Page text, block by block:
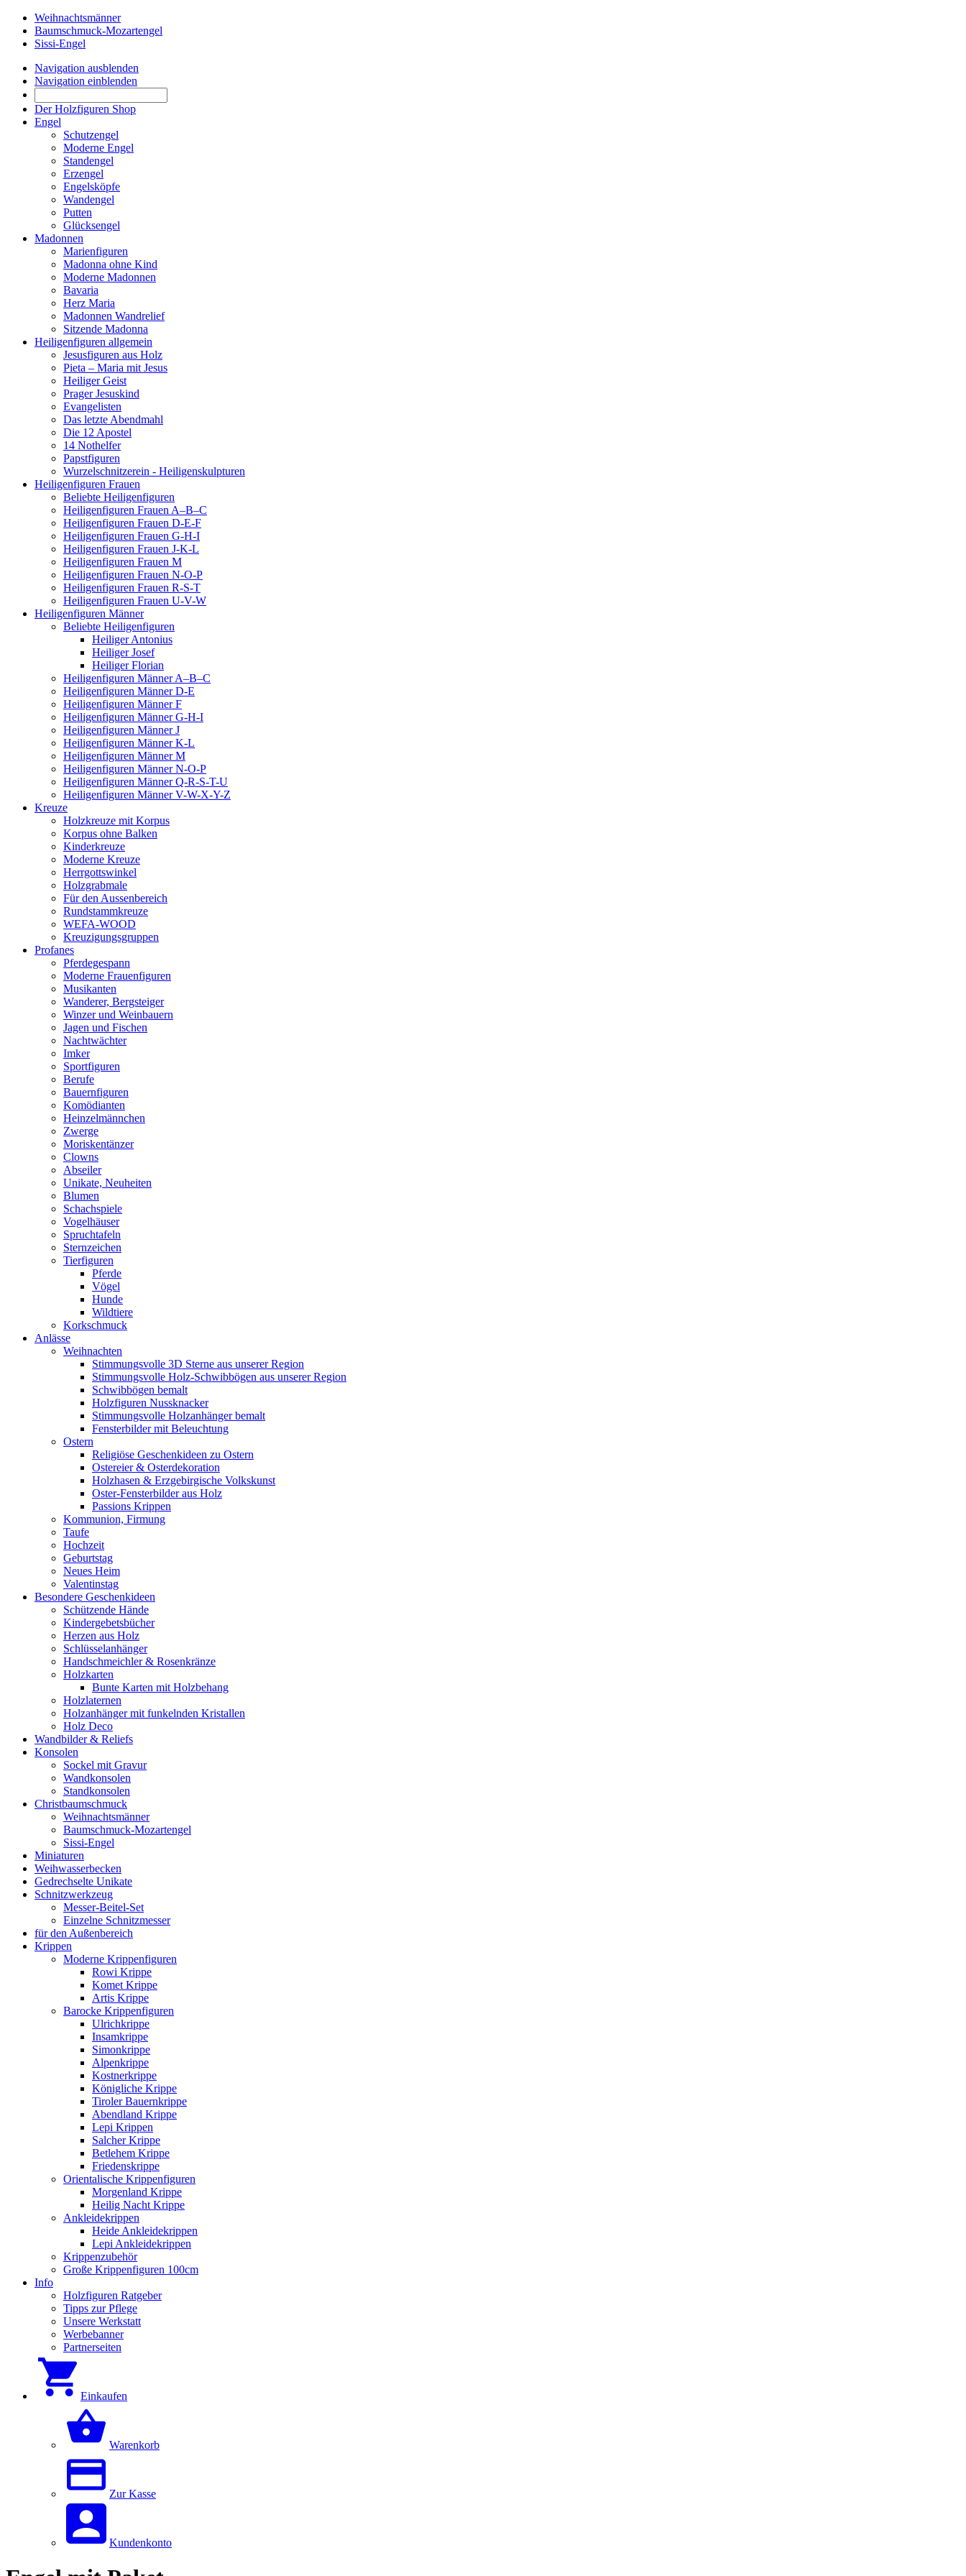
Weihnachtsmänner
Baumschmuck-Mozartengel
Sissi-Engel
Navigation ausblenden
Navigation einblenden
Der Holzfiguren Shop
Engel
Schutzengel
Moderne Engel
Standengel
Erzengel
Engelsköpfe
Wandengel
Putten
Glücksengel
Madonnen
Marienfiguren
Madonna ohne Kind
Moderne Madonnen
Bavaria
Herz Maria
Madonnen Wandrelief
Sitzende Madonna
Heiligenfiguren allgemein
Jesusfiguren aus Holz
Pieta – Maria mit Jesus
Heiliger Geist
Prager Jesuskind
Evangelisten
Das letzte Abendmahl
Die 12 Apostel
14 Nothelfer
Papstfiguren
Wurzelschnitzerein - Heiligenskulpturen
Heiligenfiguren Frauen
Beliebte Heiligenfiguren
Heiligenfiguren Frauen A–B–C
Heiligenfiguren Frauen D-E-F
Heiligenfiguren Frauen G-H-I
Heiligenfiguren Frauen J-K-L
Heiligenfiguren Frauen M
Heiligenfiguren Frauen N-O-P
Heiligenfiguren Frauen R-S-T
Heiligenfiguren Frauen U-V-W
Heiligenfiguren Männer
Beliebte Heiligenfiguren
Heiliger Antonius
Heiliger Josef
Heiliger Florian
Heiligenfiguren Männer A–B–C
Heiligenfiguren Männer D-E
Heiligenfiguren Männer F
Heiligenfiguren Männer G-H-I
Heiligenfiguren Männer J
Heiligenfiguren Männer K-L
Heiligenfiguren Männer M
Heiligenfiguren Männer N-O-P
Heiligenfiguren Männer Q-R-S-T-U
Heiligenfiguren Männer V-W-X-Y-Z
Kreuze
Holzkreuze mit Korpus
Korpus ohne Balken
Kinderkreuze
Moderne Kreuze
Herrgottswinkel
Holzgrabmale
Für den Aussenbereich
Rundstammkreuze
WEFA-WOOD
Kreuzigungsgruppen
Profanes
Pferdegespann
Moderne Frauenfiguren
Musikanten
Wanderer, Bergsteiger
Winzer und Weinbauern
Jagen und Fischen
Nachtwächter
Imker
Sportfiguren
Berufe
Bauernfiguren
Komödianten
Heinzelmännchen
Zwerge
Moriskentänzer
Clowns
Abseiler
Unikate, Neuheiten
Blumen
Schachspiele
Vogelhäuser
Spruchtafeln
Sternzeichen
Tierfiguren
Pferde
Vögel
Hunde
Wildtiere
Korkschmuck
Anlässe
Weihnachten
Stimmungsvolle 3D Sterne aus unserer Region
Stimmungsvolle Holz-Schwibbögen aus unserer Region
Schwibbögen bemalt
Holzfiguren Nussknacker
Stimmungsvolle Holzanhänger bemalt
Fensterbilder mit Beleuchtung
Ostern
Religiöse Geschenkideen zu Ostern
Ostereier & Osterdekoration
Holzhasen & Erzgebirgische Volkskunst
Oster-Fensterbilder aus Holz
Passions Krippen
Kommunion, Firmung
Taufe
Hochzeit
Geburtstag
Neues Heim
Valentinstag
Besondere Geschenkideen
Schützende Hände
Kindergebetsbücher
Herzen aus Holz
Schlüsselanhänger
Handschmeichler & Rosenkränze
Holzkarten
Bunte Karten mit Holzbehang
Holzlaternen
Holzanhänger mit funkelnden Kristallen
Holz Deco
Wandbilder & Reliefs
Konsolen
Sockel mit Gravur
Wandkonsolen
Standkonsolen
Christbaumschmuck
Weihnachtsmänner
Baumschmuck-Mozartengel
Sissi-Engel
Miniaturen
Weihwasserbecken
Gedrechselte Unikate
Schnitzwerkzeug
Messer-Beitel-Set
Einzelne Schnitzmesser
für den Außenbereich
Krippen
Moderne Krippenfiguren
Rowi Krippe
Komet Krippe
Artis Krippe
Barocke Krippenfiguren
Ulrichkrippe
Insamkrippe
Simonkrippe
Alpenkrippe
Kostnerkrippe
Königliche Krippe
Tiroler Bauernkrippe
Abendland Krippe
Lepi Krippen
Salcher Krippe
Betlehem Krippe
Friedenskrippe
Orientalische Krippenfiguren
Morgenland Krippe
Heilig Nacht Krippe
Ankleidekrippen
Heide Ankleidekrippen
Lepi Ankleidekrippen
Krippenzubehör
Große Krippenfiguren 100cm
Info
Holzfiguren Ratgeber
Tipps zur Pflege
Unsere Werkstatt
Werbebanner
Partnerseiten
Einkaufen
Warenkorb
Zur Kasse
Kundenkonto